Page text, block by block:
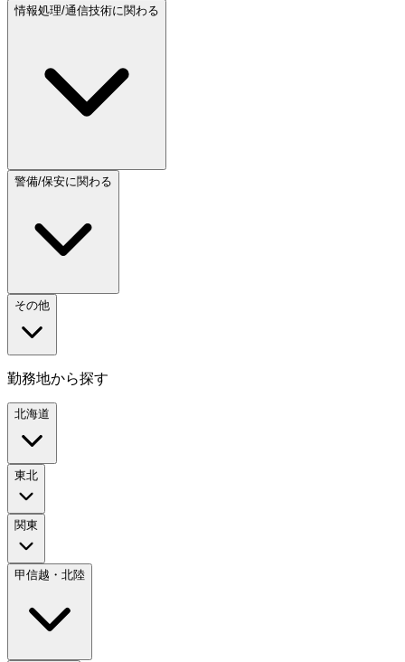
情報処理/通信技術に関わる
警備/保安に関わる
その他
勤務地から探す
北海道
東北
関東
甲信越・北陸